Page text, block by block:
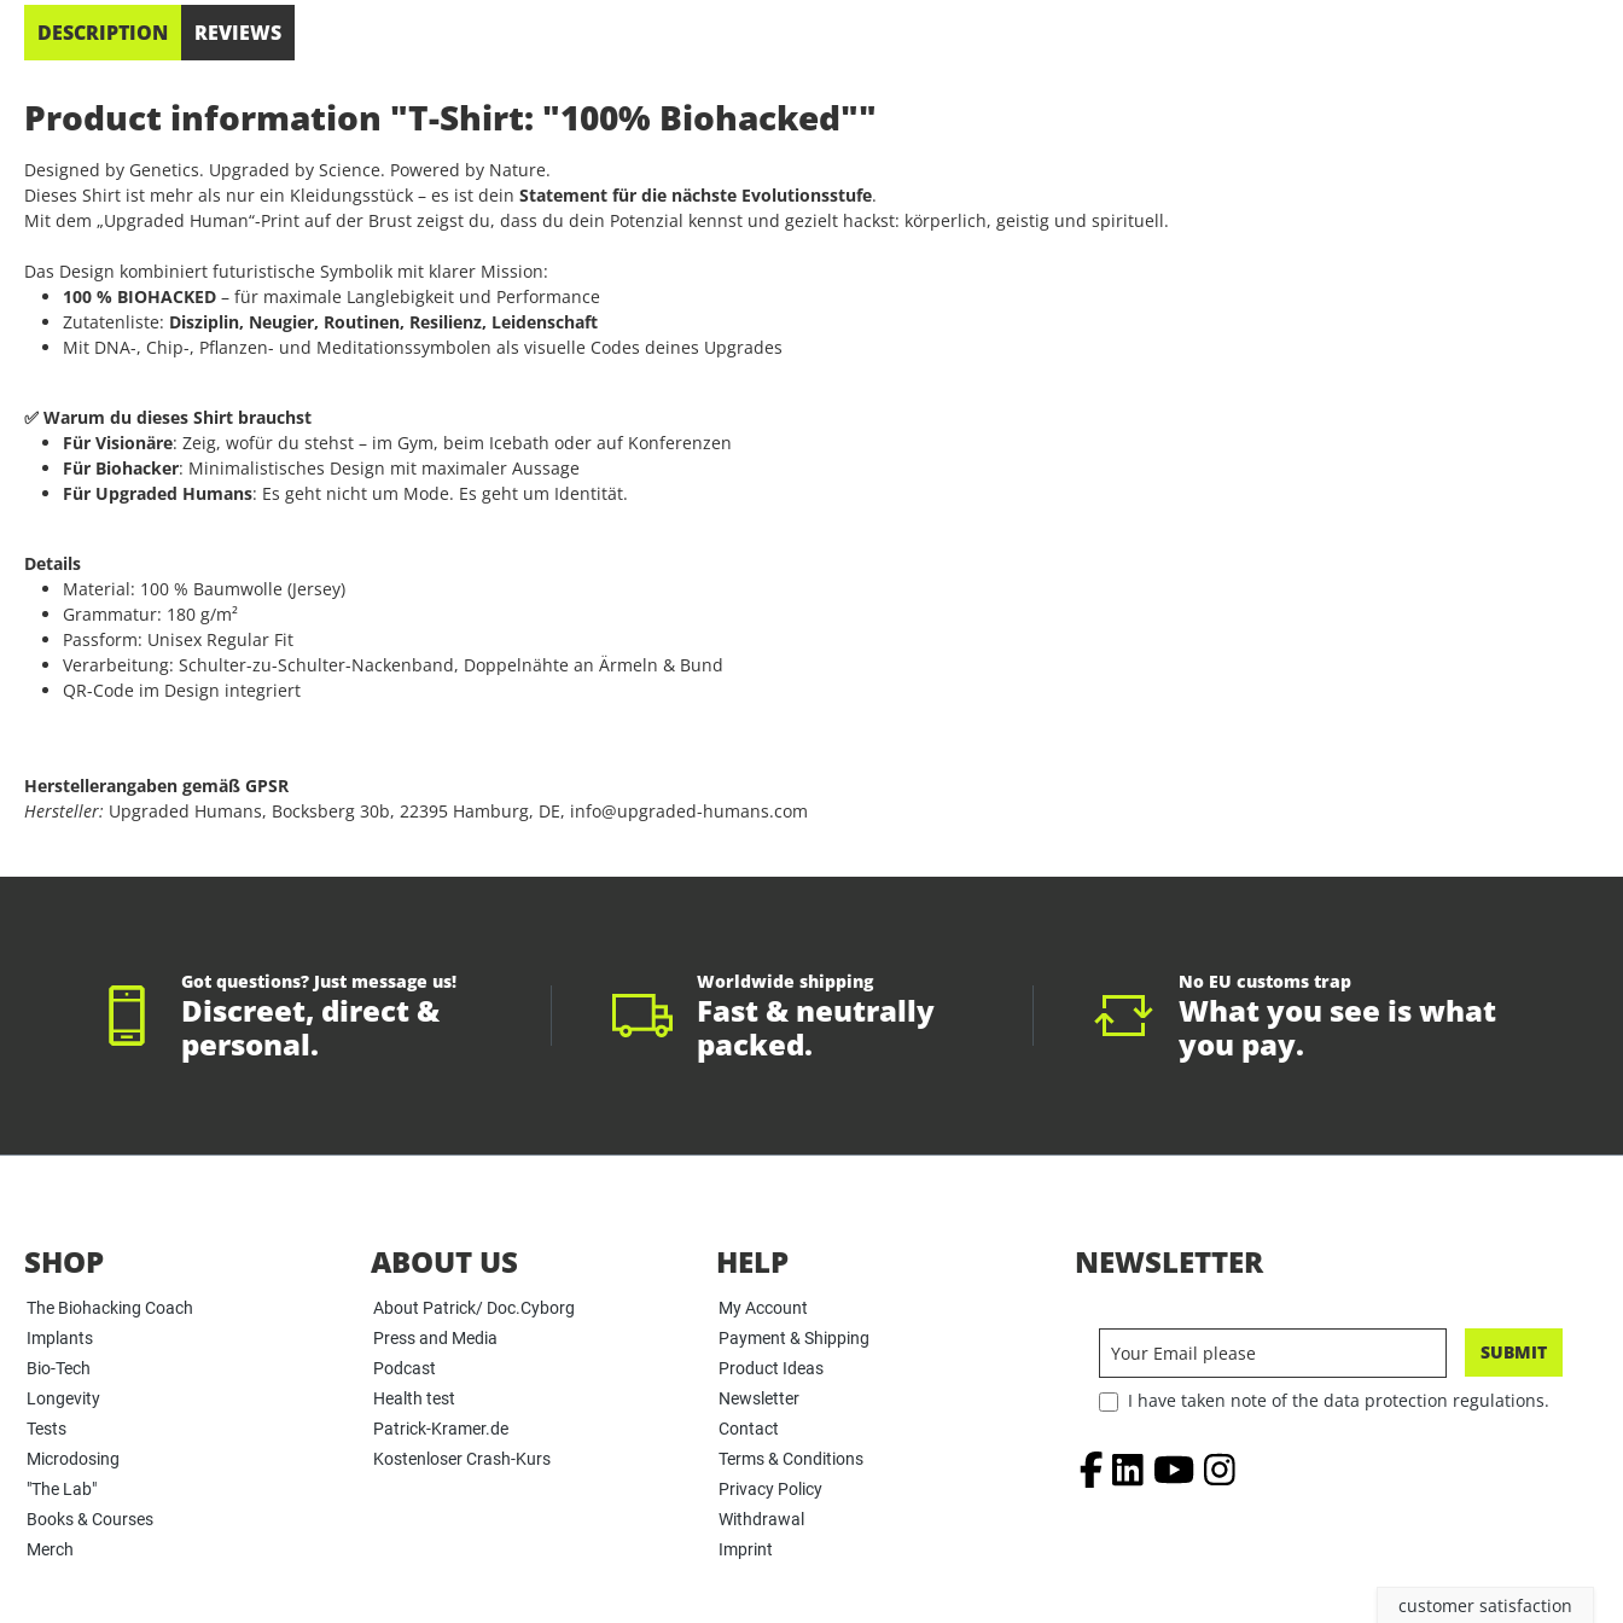
DESCRIPTION REVIEWS
Product information "T-Shirt: "100% Biohacked""
Designed by Genetics. Upgraded by Science. Powered by Nature.
Dieses Shirt ist mehr als nur ein Kleidungsstück – es ist dein Statement für die nächste Evolutionsstufe.
Mit dem „Upgraded Human“-Print auf der Brust zeigst du, dass du dein Potenzial kennst und gezielt hackst: körperlich, geistig und spirituell.
Das Design kombiniert futuristische Symbolik mit klarer Mission:
100 % BIOHACKED – für maximale Langlebigkeit und Performance
Zutatenliste: Disziplin, Neugier, Routinen, Resilienz, Leidenschaft
Mit DNA-, Chip-, Pflanzen- und Meditationssymbolen als visuelle Codes deines Upgrades
✅ Warum du dieses Shirt brauchst
Für Visionäre: Zeig, wofür du stehst – im Gym, beim Icebath oder auf Konferenzen
Für Biohacker: Minimalistisches Design mit maximaler Aussage
Für Upgraded Humans: Es geht nicht um Mode. Es geht um Identität.
Details
Material: 100 % Baumwolle (Jersey)
Grammatur: 180 g/m²
Passform: Unisex Regular Fit
Verarbeitung: Schulter-zu-Schulter-Nackenband, Doppelnähte an Ärmeln & Bund
QR-Code im Design integriert
Herstellerangaben gemäß GPSR
Hersteller: Upgraded Humans, Bocksberg 30b, 22395 Hamburg, DE, info@upgraded-humans.com
Got questions? Just message us!
Discreet, direct &
personal.
Worldwide shipping
Fast & neutrally
packed.
No EU customs trap
What you see is what
you pay.
customer satisfaction
SHOP
The Biohacking Coach
Implants
Bio-Tech
Longevity
Tests
Microdosing
"The Lab"
Books & Courses
Merch
ABOUT US
About Patrick/ Doc.Cyborg
Press and Media
Podcast
Health test
Patrick-Kramer.de
Kostenloser Crash-Kurs
HELP
My Account
Payment & Shipping
Product Ideas
Newsletter
Contact
Terms & Conditions
Privacy Policy
Withdrawal
Imprint
NEWSLETTER
SUBMIT
I have taken note of the data protection regulations.